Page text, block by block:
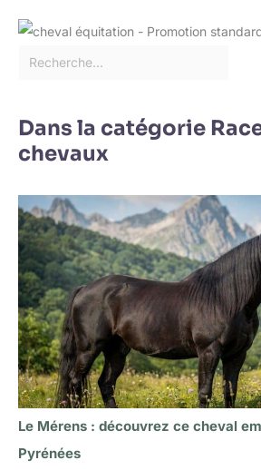
Dans la catégorie
chevaux
Le Mérens : découvrez ce cheval
Pyrénées